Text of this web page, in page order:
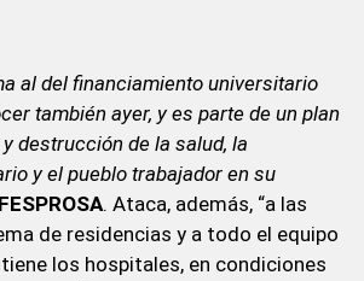
al del financiamiento universitario
también ayer, y es parte de un plan
destrucción de la salud, la
y el pueblo trabajador en su
FESPROSA. Ataca, además, “a las
de residencias y a todo el equipo
los hospitales, en condiciones